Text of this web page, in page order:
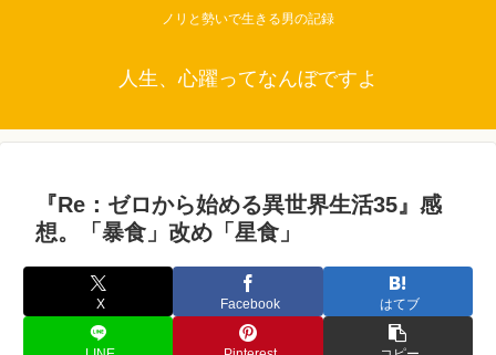
ノリと勢いで生きる男の記録
人生、心躍ってなんぼですよ
『Re：ゼロから始める異世界生活35』感
想。「暴食」改め「星食」
X Facebook はてブ